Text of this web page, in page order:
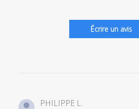
Écrire un avis
PHILIPPE L.